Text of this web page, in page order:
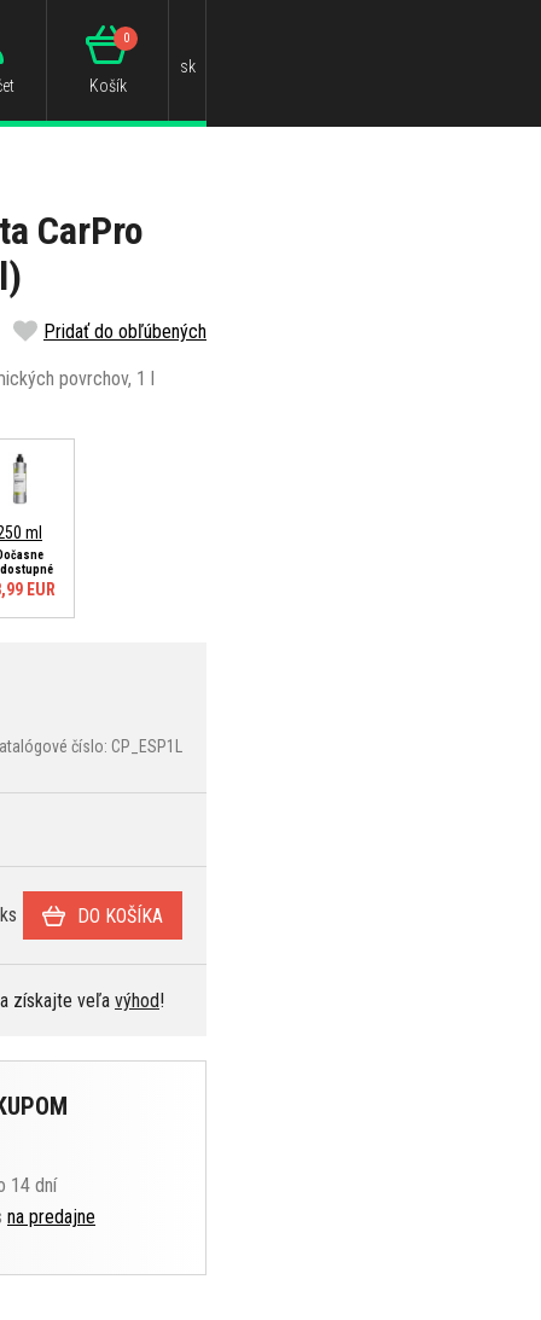
Košík
0
sk
CarPro
Pridať do obľúbených
povrchov, 1 l
ml
Dočasne
EUR
číslo: CP_ESP1L
ks DO KOŠÍKA
získajte veľa výhod!
14 dní
na predajne